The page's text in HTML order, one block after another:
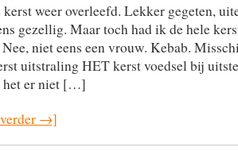
kerst weer overleefd. Lekker gegeten,
gezellig. Maar toch had ik de hele
niet eens een vrouw. Kebab.
uitstraling HET kerst voedsel bij
het er niet […]
→]